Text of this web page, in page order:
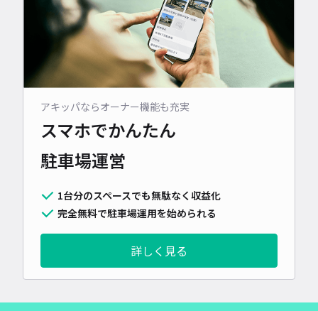
アキッパならオーナー機能も充実
スマホでかんたん
駐車場運営
1台分のスペースでも無駄なく収益化
完全無料で駐車場運用を始められる
詳しく見る